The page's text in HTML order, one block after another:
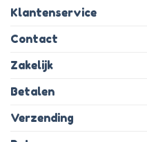
Klantenservice
Contact
Zakelijk
Betalen
Verzending